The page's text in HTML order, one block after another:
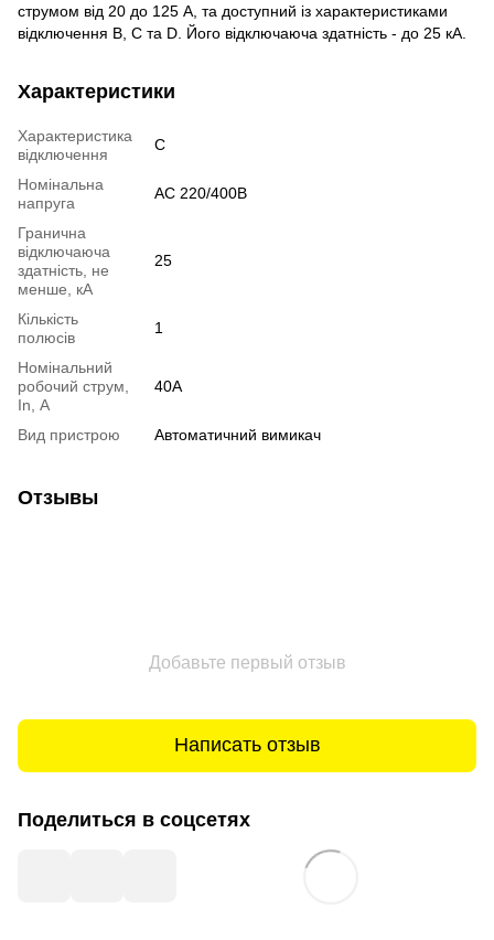
струмом від 20 до 125 А, та доступний із характеристиками
відключення B, C та D. Його відключаюча здатність - до 25 кА.
Характеристики
Характеристика
відключення
C
Номінальна
напруга
AC 220/400B
Гранична
відключаюча
здатність, не
менше, кА
25
Кількість
полюсів
1
Номінальний
робочий струм,
In, А
40А
Вид пристрою Автоматичний вимикач
Отзывы
Добавьте первый отзыв
Написать отзыв
Поделиться в соцсетях